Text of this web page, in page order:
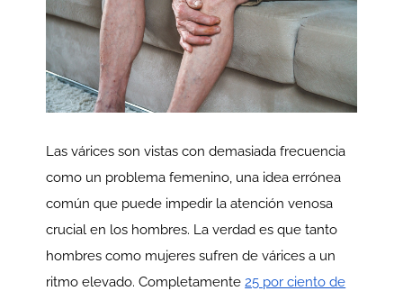
Las várices son vistas con demasiada frecuencia
como un problema femenino, una idea errónea
común que puede impedir la atención venosa
crucial en los hombres. La verdad es que tanto
hombres como mujeres sufren de várices a un
ritmo elevado. Completamente25 por ciento de